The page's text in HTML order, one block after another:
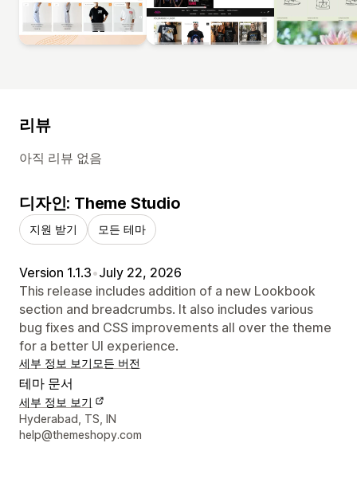
리뷰
아직 리뷰 없음
디자인: Theme Studio
지원 받기 모든 테마
Version 1.1.3•July 22, 2026
This release includes addition of a new Lookbook
section and breadcrumbs. It also includes various
bug fixes and CSS improvements all over the theme
for a better UI experience.
세부 정보 보기 모든 버전
테마 문서
세부 정보 보기
디자이너 연락처 세부 정보
Hyderabad, TS, IN
help@themeshopy.com